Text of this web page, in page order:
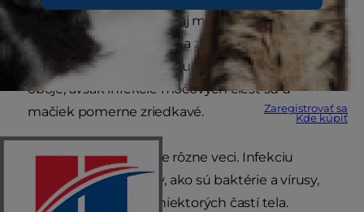
Zaregistrovať sa
Kde kúpiť
Ľudia sa často pýtajú, či aj mačky môžu mať
infekcie močových ciest a zápal močového
mechúra, podobne ako ľudia. Áno, môžu dostať
oboje, avšak infekcie močových ciest sú u
mačiek pomerne zriedkavé.
Zápal a infekcia sú dve rôzne veci. Infekciu
spôsobujú organizmy, ako sú baktérie a vírusy,
ktoré sa dostanú do niektorých častí tela.